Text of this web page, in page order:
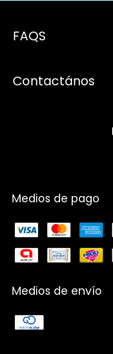
FAQS
Contactános
Medios de pago
Medios de envío